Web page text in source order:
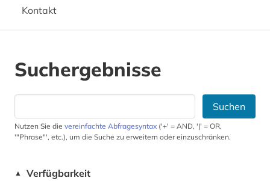
Kontakt
Suchergebnisse
Suchen
Nutzen Sie die vereinfachte Abfragesyntax ('+' = AND, '|' = OR,
'"Phrase"', etc.), um die Suche zu erweitern oder einzuschränken.
▲ Verfügbarkeit